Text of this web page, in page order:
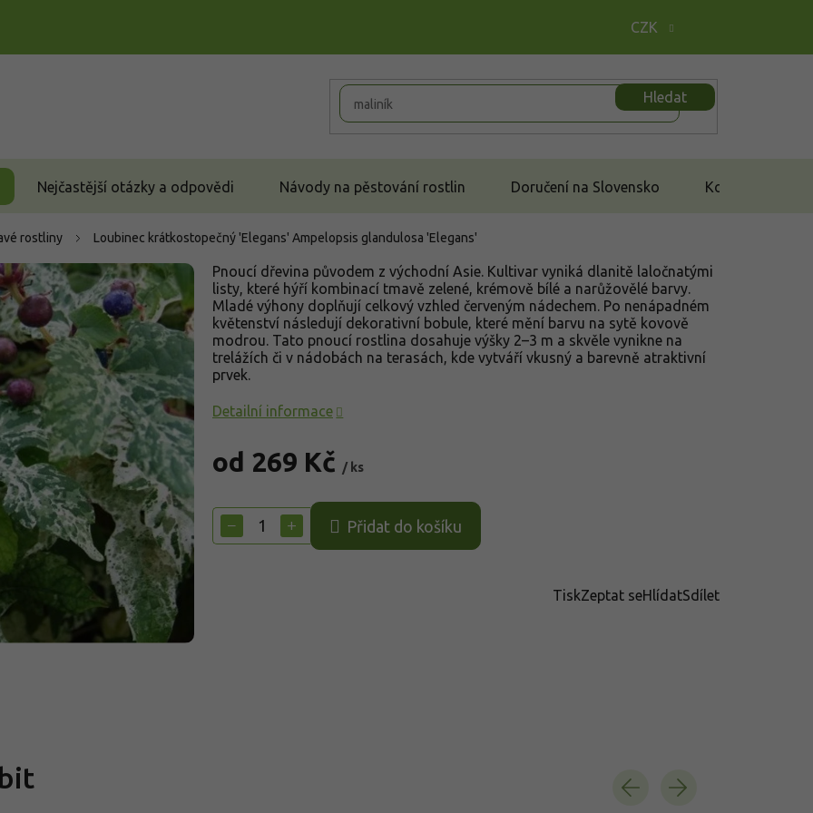
CZK
Hledat
Nejčastější otázky a odpovědi Návody na pěstování rostlin Doručení na Slovensko Kontakt
rostliny Loubinec krátkostopečný 'Elegans' Ampelopsis glandulosa 'Elegans'
od 269 Kč / ks
cena:
+
− Přidat do košíku
Pnoucí dřevina původem z východní Asie. Kultivar vyniká dlanitě laločnatými
listy, které hýří kombinací tmavě zelené, krémově bílé a narůžovělé barvy.
Mladé výhony doplňují celkový vzhled červeným nádechem. Po nenápadném
květenství následují dekorativní bobule, které mění barvu na sytě kovově
modrou. Tato pnoucí rostlina dosahuje výšky 2–3 m a skvěle vynikne na
trelážích či v nádobách na terasách, kde vytváří vkusný a barevně atraktivní
prvek.
Detailní informace
TiskZeptat seHlídatSdílet